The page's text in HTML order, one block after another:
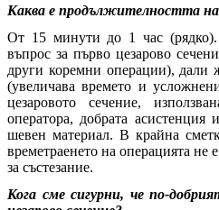
Каква е продължителността
От 15 минути до 1 час (рядко).
въпрос за първо цезарово
други коремни операции), дали
(увеличава времето и
цезаровото сечение,
оператора, добрата
шевен материал. В крайна
времетраенето на операцията не
за състезание.
Кога сме сигурни, че по-